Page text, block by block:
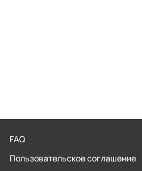
FAQ
Пользовательское соглашение